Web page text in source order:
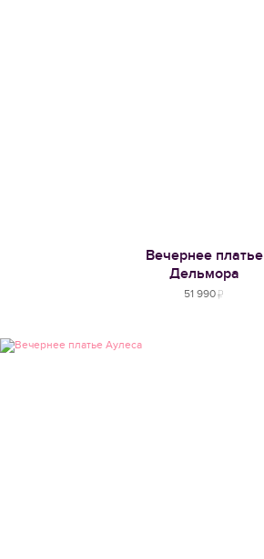
Вечернее платье
Дельмора
51 990